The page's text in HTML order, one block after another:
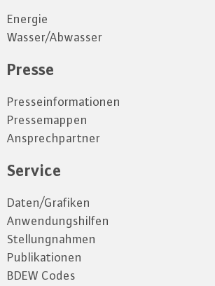
Energie
Wasser/Abwasser
Presse
Presseinformationen
Pressemappen
Ansprechpartner
Service
Daten/Grafiken
Anwendungshilfen
Stellungnahmen
Publikationen
BDEW Codes